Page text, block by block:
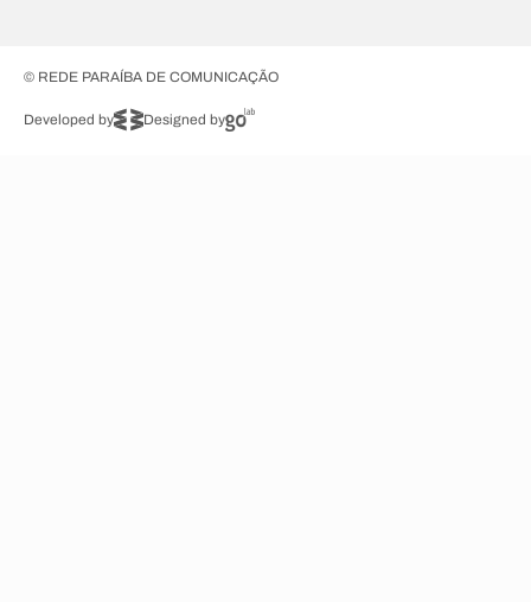
© REDE PARAÍBA DE COMUNICAÇÃO
Developed by Designed by